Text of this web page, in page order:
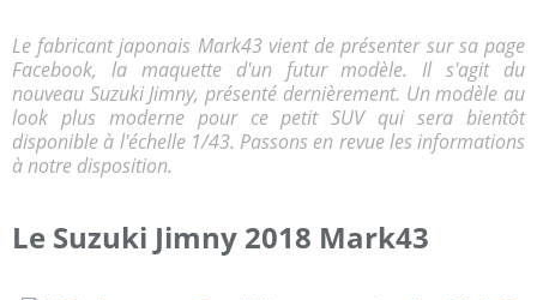
Le fabricant japonais Mark43 vient de présenter sur sa page
Facebook, la maquette d'un futur modèle. Il s'agit du
nouveau Suzuki Jimny, présenté dernièrement. Un modèle au
look plus moderne pour ce petit SUV qui sera bientôt
disponible à l'échelle 1/43. Passons en revue les informations
à notre disposition.
Le Suzuki Jimny 2018 Mark43